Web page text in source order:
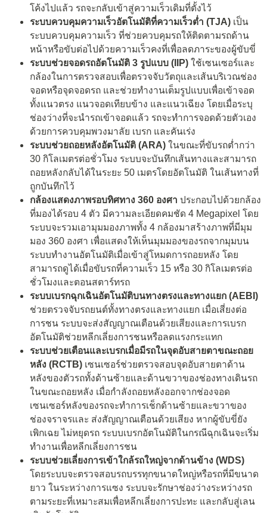
โค้งไปแล้ว รถจะกลับเข้าสู่ความเร็วเดิมที่ตั้งไว้
ระบบควบคุมความเร็วอัตโนมัติที่ความเร็วต่ำ (TJA) เป็น
ระบบควบคุมความเร็ว ที่ช่วยควบคุมรถให้ติดตามรถด้าน
หน้าหรือขับต่อไปด้วยความเร็วคงที่เพื่อลดภาระของผู้ขับขี่
ระบบช่วยจอดรถอัตโนมัติ 3 รูปแบบ ( IIP) ใช้เซนเซอร์และ
กล้องในการตรวจสอบเพื่อตรวจจับวัตถุและเส้นบริเวณช่อง
จอดหรือจุดจอดรถ และช่วยทำงานเต็มรูปแบบเพื่อเข้าจอด
ทั้งแนวตรง แนวจอดเทียบข้าง และแนวเฉียง โดยเมื่อระบุ
ช่องว่างที่จะนำรถเข้าจอดแล้ว รถจะทำการจอดด้วยตัวเอง
ด้วยการควบคุมพวงมาลัย เบรก และคันเร่ง
ระบบช่วยถอยหลังอัตโนมัติ (ARA) ในขณะที่ขับรถต่ำกว่า
30 กิโลเมตรต่อชั่วโมง ระบบจะบันทึกเส้นทางและสามารถ
ถอยหลังกลับได้ในระยะ 50 เมตรโดยอัตโนมัติ ในเส้นทางที่
ถูกบันทึกไว้
กล้องแสดงภาพรอบทิศทาง 360 องศา ประกอบไปด้วยกล้อง
ที่มองได้รอบ 4 ตัว มีความละเอียดคมชัด 4 Megapixel โดย
ระบบจะรวมเอามุมมองภาพทั้ง 4 กล้องมาสร้างภาพที่มีมุม
มอง 360 องศา เพื่อแสดงให้เห็นมุมมองของรถจากมุมบน
ระบบทำงานอัตโนมัติเมื่อเข้าสู่โหมดการถอยหลัง โดย
สามารถดูได้เมื่อขับรถที่ความเร็ว 15 หรือ 30 กิโลเมตรต่อ
ชั่วโมงและตอนสตาร์ทรถ
ระบบเบรกฉุกเฉินอัตโนมัติบนทางตรงและทางแยก (AEBI)
ช่วยตรวจจับรถยนต์ทั้งทางตรงและทางแยก เมื่อเสี่ยงต่อ
การชน ระบบจะส่งสัญญาณเตือนด้วยเสียงและการเบรก
อัตโนมัติช่วยหลีกเลี่ยงการชนหรือลดแรงกระแทก
ระบบช่วยเตือนและเบรกเมื่อมีรถในจุดอับสายตาขณะถอย
หลัง (RCTB) เซนเซอร์ช่วยตรวจสอบจุดอับสายตาด้าน
หลังของตัวรถทั้งด้านซ้ายและด้านขวาของช่องทางเดินรถ
ในขณะถอยหลัง เมื่อกำลังถอยหลังออกจากช่องจอด
เซนเซอร์หลังของรถจะทำการเช็กด้านซ้ายและขวาของ
ช่องจราจรและ ส่งสัญญาณเตือนด้วยเสียง หากผู้ขับขี่ยัง
เพิกเฉย ไม่หยุดรถ ระบบเบรกอัตโนมัติในกรณีฉุกเฉินจะเริ่ม
ทำงานเพื่อหลีกเลี่ยงการชน
ระบบช่วยเลี่ยงการเข้าใกล้รถใหญ่จากด้านข้าง (WDS)
โดยระบบจะตรวจสอบรถบรรทุกขนาดใหญ่หรือรถที่มีขนาด
ยาว​ ในระหว่างการแซง ระบบจะรักษาช่องว่างระหว่างรถ
ตามระยะที่เหมาะสม​เพื่อหลีกเลี่ยงการปะทะ และกลับสู่เลน